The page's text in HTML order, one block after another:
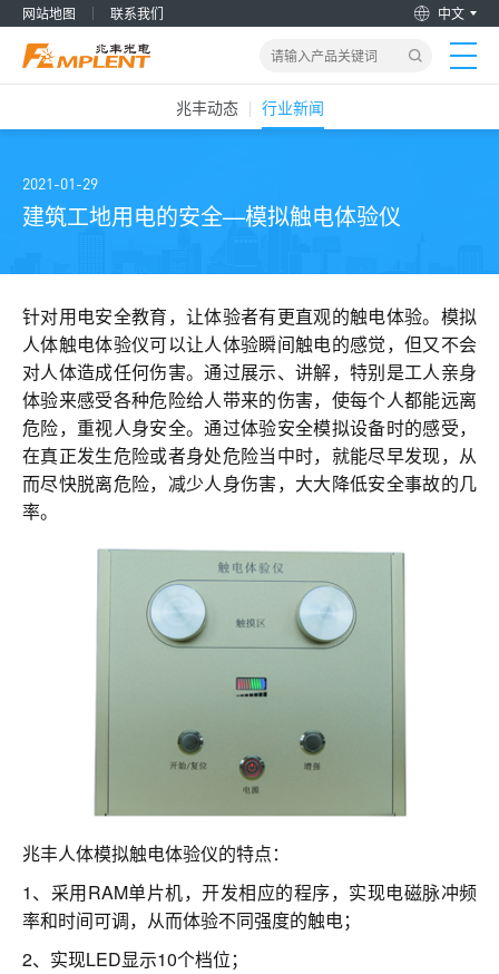
网站地图 联系我们 中文
产品&解决方案
关于我们
加入兆丰
服务支持
联系我们
兆丰动态 行业新闻
2021-01-29
建筑工地用电的安全—模拟触电体验仪
针对用电安全教育，让体验者有更直观的触电体验。模拟
人体触电体验仪可以让人体验瞬间触电的感觉，但又不会
对人体造成任何伤害。通过展示、讲解，特别是工人亲身
体验来感受各种危险给人带来的伤害，使每个人都能远离
危险，重视人身安全。通过体验安全模拟设备时的感受，
在真正发生危险或者身处危险当中时，就能尽早发现，从
而尽快脱离危险，减少人身伤害，大大降低安全事故的几
率。
兆丰人体模拟触电体验仪的特点：
1、采用RAM单片机，开发相应的程序，实现电磁脉冲频
率和时间可调，从而体验不同强度的触电；
2、实现LED显示10个档位；